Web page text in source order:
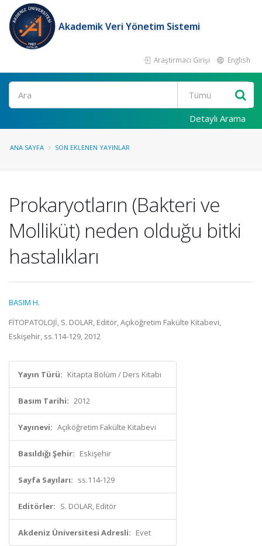
Akademik Veri Yönetim Sistemi
Araştırmacı Girişi English
Ara
Detaylı Arama
ANA SAYFA SON EKLENEN YAYINLAR
Prokaryotların (Bakteri ve
Molliküt) neden olduğu bitki
hastalıkları
BASIM H.
FİTOPATOLOJİ, S. DOLAR, Editör, Açıköğretim Fakülte Kitabevi,
Eskişehir, ss.114-129, 2012
Yayın Türü: Kitapta Bölüm / Ders Kitabı
Basım Tarihi: 2012
Yayınevi: Açıköğretim Fakülte Kitabevi
Basıldığı Şehir: Eskişehir
Sayfa Sayıları: ss.114-129
Editörler: S. DOLAR, Editör
Akdeniz Üniversitesi Adresli: Evet